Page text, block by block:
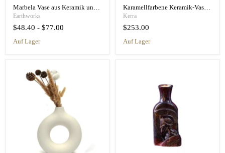
Marbela Vase aus Keramik und Eisen im nordischen Stil mit Marmormuster und Gold
Earthworks
$48.40 - $77.00
auf Lager
Karamellfarbene Keramik-Vase/Flasche, handgefertigt, Art-Deco-Stil, Original-Design
Kerra
$253.00
auf Lager